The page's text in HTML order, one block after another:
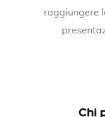
raggiungere
Chi